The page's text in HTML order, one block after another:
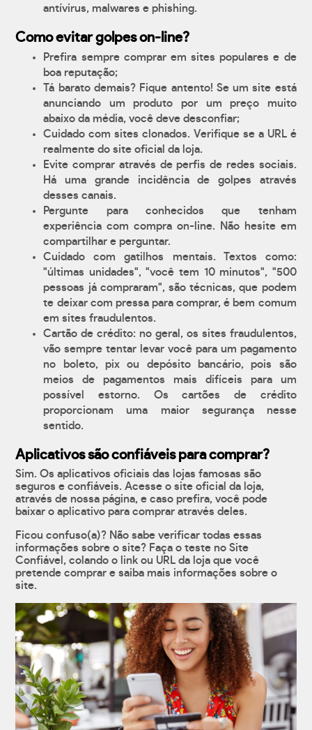
antívirus, malwares e phishing.
Como evitar golpes on-line?
Prefira sempre comprar em sites populares e de
boa reputação;
Tá barato demais? Fique antento! Se um site está
anunciando um produto por um preço muito
abaixo da média, você deve desconfiar;
Cuidado com sites clonados. Verifique se a URL é
realmente do site oficial da loja.
Evite comprar através de perfis de redes sociais.
Há uma grande incidência de golpes através
desses canais.
Pergunte para conhecidos que tenham
experiência com compra on-line. Não hesite em
compartilhar e perguntar.
Cuidado com gatilhos mentais. Textos como:
"últimas unidades", "você tem 10 minutos", "500
pessoas já compraram", são técnicas, que podem
te deixar com pressa para comprar, é bem comum
em sites fraudulentos.
Cartão de crédito: no geral, os sites fraudulentos,
vão sempre tentar levar você para um pagamento
no boleto, pix ou depósito bancário, pois são
meios de pagamentos mais difíceis para um
possível estorno. Os cartões de crédito
proporcionam uma maior segurança nesse
sentido.
Aplicativos são confiáveis para comprar?
Sim. Os aplicativos oficiais das lojas famosas são
seguros e confiáveis. Acesse o site oficial da loja,
através de nossa página, e caso prefira, você pode
baixar o aplicativo para comprar através deles.
Ficou confuso(a)? Não sabe verificar todas essas
informações sobre o site? Faça o teste no Site
Confiável, colando o link ou URL da loja que você
pretende comprar e saiba mais informações sobre o
site.